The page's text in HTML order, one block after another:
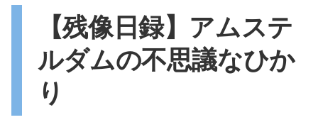
【残像日録】アムステ
ルダムの不思議なひか
り